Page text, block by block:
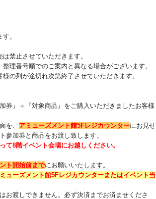
。
禁止させていただきます。
理番号順でのご案内と異なる場合がございます。
の列が途切れ次第終了させていただきます。
券』＋『対象商品』をご購入いただきましたお客様
を、 アミューズメント館5Fレジカウンターにお見せ
参加券と商品をお渡し致します。
て8階イベント会場にお越しください。
ト開始前までにお願いいたします。
ューズメント館5Fレジカウンターまたはイベント当
お渡しできません。必ず決済までお済ませくださ